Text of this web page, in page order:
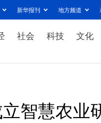
新华报刊 地方频道
社会 科技 文化
智慧农业